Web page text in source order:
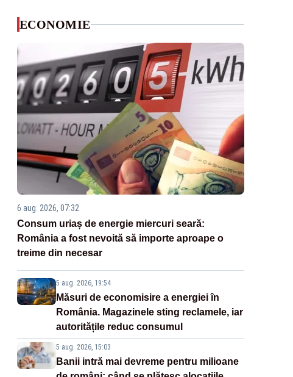
ECONOMIE
6 aug. 2026, 07:32
Consum uriaș de energie miercuri seară:
România a fost nevoită să importe aproape o
treime din necesar
5 aug. 2026, 19:54
Măsuri de economisire a energiei în
România. Magazinele sting reclamele, iar
autoritățile reduc consumul
5 aug. 2026, 15:03
Banii intră mai devreme pentru milioane